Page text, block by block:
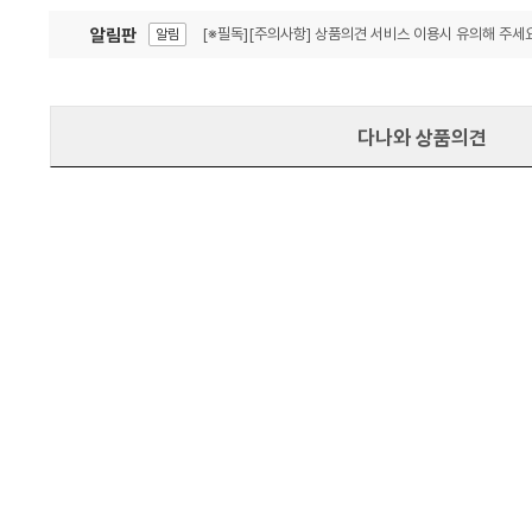
알림판 알림 [※필독][주의사항] 상품의견 서비스 이용시 유의해 주세
다나와 상품의견